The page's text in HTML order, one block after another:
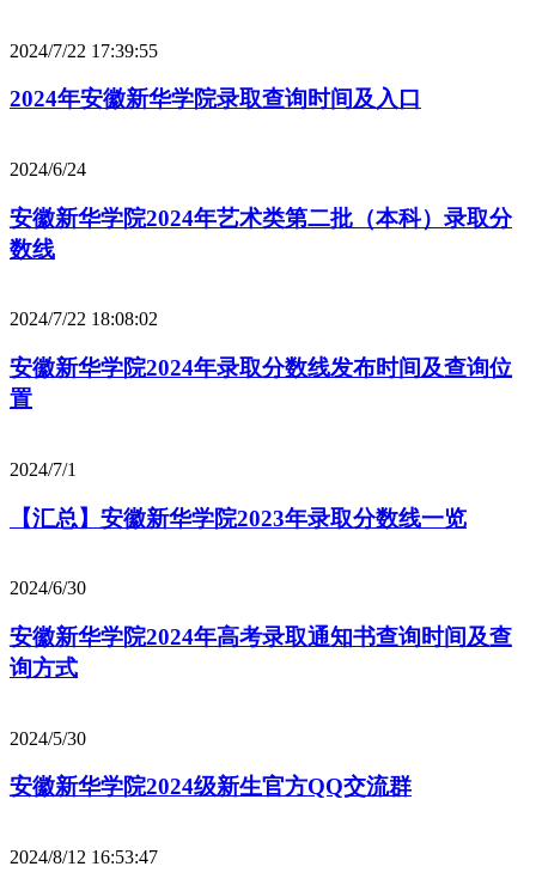
2024/7/22 17:39:55
2024年安徽新华学院录取查询时间及入口
2024/6/24
安徽新华学院2024年艺术类第二批（本科）录取分
数线
2024/7/22 18:08:02
安徽新华学院2024年录取分数线发布时间及查询位
置
2024/7/1
【汇总】安徽新华学院2023年录取分数线一览
2024/6/30
安徽新华学院2024年高考录取通知书查询时间及查
询方式
2024/5/30
安徽新华学院2024级新生官方QQ交流群
2024/8/12 16:53:47